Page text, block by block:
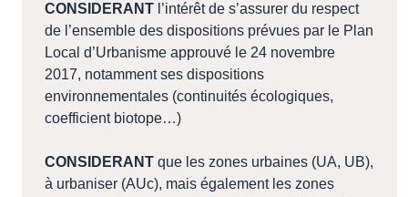
CONSIDERANT l’intérêt de s’assurer du respect
de l’ensemble des dispositions prévues par le Plan
Local d’Urbanisme approuvé le 24 novembre
2017, notamment ses dispositions
environnementales (continuités écologiques,
coefficient biotope…)
CONSIDERANT que les zones urbaines (UA, UB),
à urbaniser (AUc), mais également les zones